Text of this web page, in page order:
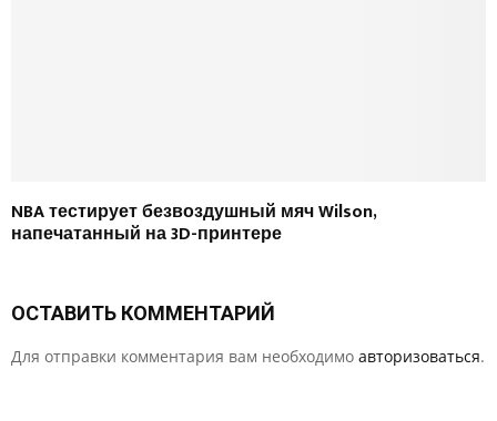
NBA тестирует безвоздушный мяч Wilson,
напечатанный на 3D-принтере
ОСТАВИТЬ КОММЕНТАРИЙ
Для отправки комментария вам необходимо авторизоваться.